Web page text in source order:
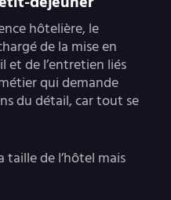
hôtelière, le
de la mise en
et de l’entretien liés
qui demande
du détail, car tout se
taille de l’hôtel mais